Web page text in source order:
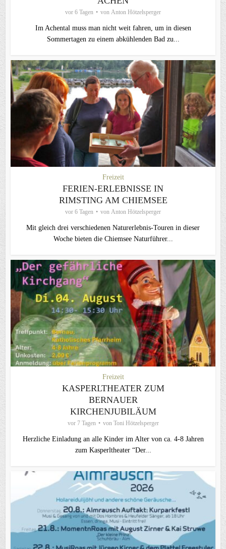
vor 6 Tagen von Anton Hötzelsperger
Im Achental muss man nicht weit fahren, um in diesen
Sommertagen zu einem abkühlenden Bad zu...
Freizeit
FERIEN-ERLEBNISSE IN
RIMSTING AM CHIEMSEE
vor 6 Tagen von Anton Hötzelsperger
Mit gleich drei verschiedenen Naturerlebnis-Touren in dieser
Woche bieten die Chiemsee Naturführer...
Freizeit
KASPERLTHEATER ZUM
BERNAUER
KIRCHENJUBILÄUM
vor 7 Tagen von Toni Hötzelsperger
Herzliche Einladung an alle Kinder im Alter von ca. 4-8 Jahren
zum Kasperltheater “Der...